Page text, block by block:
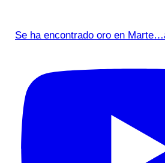
Se ha encontrado oro en